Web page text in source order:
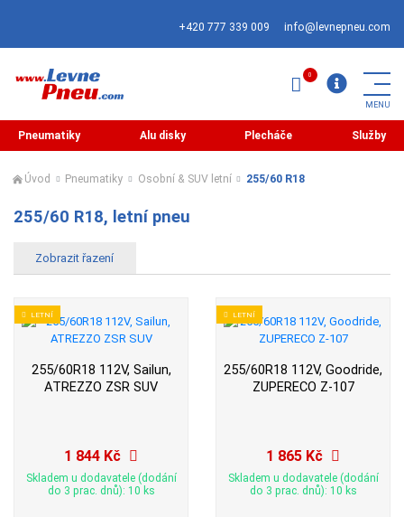
+420 777 339 009 info@levnepneu.com
Pneumatiky Alu disky Plecháče Služby
Úvod Pneumatiky Osobní & SUV letní 255/60 R18
255/60 R18, letní pneu
LETNÍ
255/60R18 112V, Sailun,
ATREZZO ZSR SUV
1 844 Kč
Skladem u dodavatele (dodání
do 3 prac. dnů): 10 ks
LETNÍ
255/60R18 112V, Goodride,
ZUPERECO Z-107
1 865 Kč
Skladem u dodavatele (dodání
do 3 prac. dnů): 10 ks